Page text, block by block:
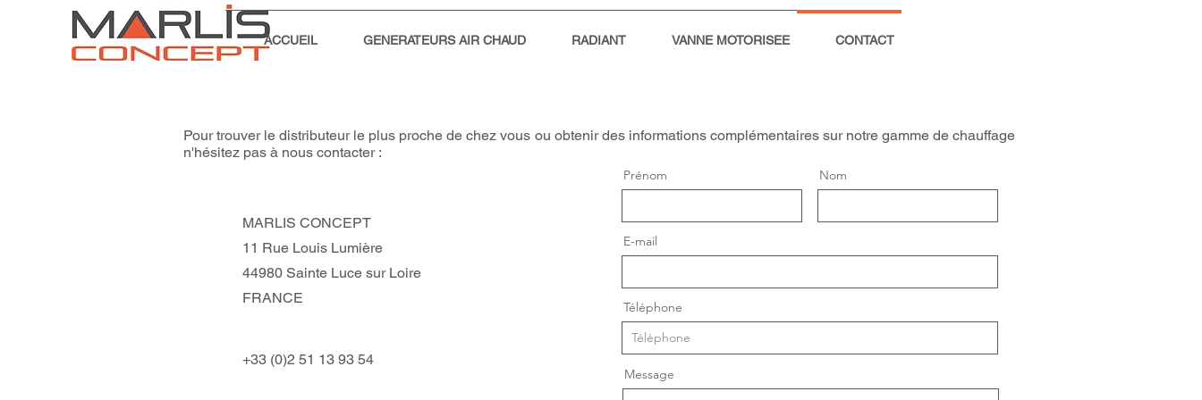
ACCUEIL GENERATEURS AIR CHAUD RADIANT VANNE MOTORISEE CONTACT
Pour trouver le distributeur le plus proche de chez vous ou obtenir des informations complémentaires sur notre gamme de chauffage
n'hésitez pas à nous contacter :
MARLIS CONCEPT
11 Rue Louis Lumière
44980 Sainte Luce sur Loire
FRANCE
+33 (0)2 51 13 93 54
Prénom Nom
E-mail
Téléphone
Message